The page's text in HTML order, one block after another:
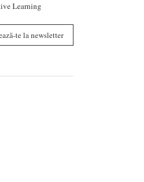
Learning
te la newsletter